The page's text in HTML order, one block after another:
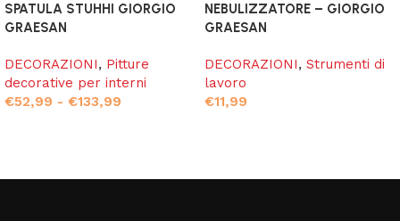
SPATULA STUHHI GIORGIO
GRAESAN
DECORAZIONI, Pitture
decorative per interni
€52,99 - €133,99
NEBULIZZATORE – GIORGIO
GRAESAN
DECORAZIONI, Strumenti di
lavoro
€11,99